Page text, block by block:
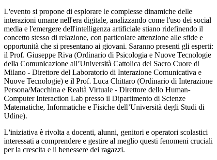
L'evento si propone di esplorare le complesse dinamiche delle
interazioni umane nell'era digitale, analizzando come l'uso dei social
media e l'emergere dell'intelligenza artificiale stiano ridefinendo il
concetto stesso di relazione, con particolare attenzione alle sfide e
opportunità che si presentano ai giovani. Saranno presenti gli esperti:
il Prof. Giuseppe Riva (Ordinario di Psicologia e Nuove Tecnologie
della Comunicazione all’Università Cattolica del Sacro Cuore di
Milano - Direttore del Laboratorio di Interazione Comunicativa e
Nuove Tecnologie) e il Prof. Luca Chittaro (Ordinario di Interazione
Persona/Macchina e Realtà Virtuale - Direttore dello Human-
Computer Interaction Lab presso il Dipartimento di Scienze
Matematiche, Informatiche e Fisiche dell’Università degli Studi di
Udine).
L'iniziativa è rivolta a docenti, alunni, genitori e operatori scolastici
interessati a comprendere e gestire al meglio questi fenomeni cruciali
per la crescita e il benessere dei ragazzi.